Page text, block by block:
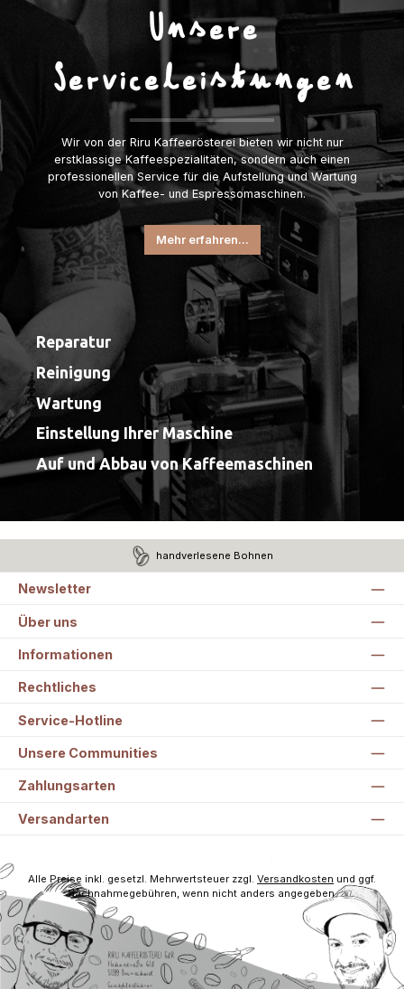
Unsere
Serviceleistungen
Wir von der Riru Kaffeerösterei bieten wir nicht nur
erstklassige Kaffeespezialitäten, sondern auch einen
professionellen Service für die Aufstellung und Wartung
von Kaffee- und Espressomaschinen.
Mehr erfahren...
Reparatur
Reinigung
Wartung
Einstellung Ihrer Maschine
Auf und Abbau von Kaffeemaschinen
handverlesene Bohnen
Newsletter
Über uns
Informationen
Rechtliches
Service-Hotline
Unsere Communities
Zahlungsarten
Versandarten
Alle Preise inkl. gesetzl. Mehrwertsteuer zzgl. Versandkosten und ggf.
Nachnahmegebühren, wenn nicht anders angegeben.